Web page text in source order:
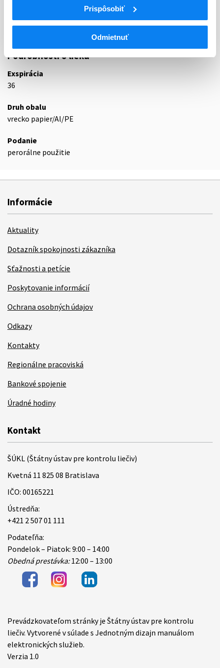
Prispôsobiť
Odmietnuť
LIEČIVÁ NA ZÁPCHU
A06AD15
Makrogol
Podrobnosti o lieku
Exspirácia
36
Druh obalu
vrecko papier/Al/PE
Podanie
perorálne použitie
Informácie
Aktuality
Dotazník spokojnosti zákazníka
Sťažnosti a petície
Poskytovanie informácií
Ochrana osobných údajov
Odkazy
Kontakty
Regionálne pracoviská
Bankové spojenie
Úradné hodiny
Kontakt
ŠÚKL (Štátny ústav pre kontrolu liečiv)
Kvetná 11 825 08 Bratislava
IČO: 00165221
Ústredňa:
+421 2 507 01 111
Podateľňa:
Pondelok – Piatok: 9:00 – 14:00
Obedná prestávka:12:00 – 13:00
Items
Prevádzkovateľom stránky je Štátny ústav pre kontrolu
liečiv. Vytvorené v súlade s Jednotným dizajn manuálom
elektronických služieb.
Verzia 1.0